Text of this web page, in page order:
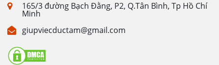
165/3 đường Bạch Đằng, P2, Q.Tân Bình, Tp Hồ Chí
Minh
giupviecductam@gmail.com